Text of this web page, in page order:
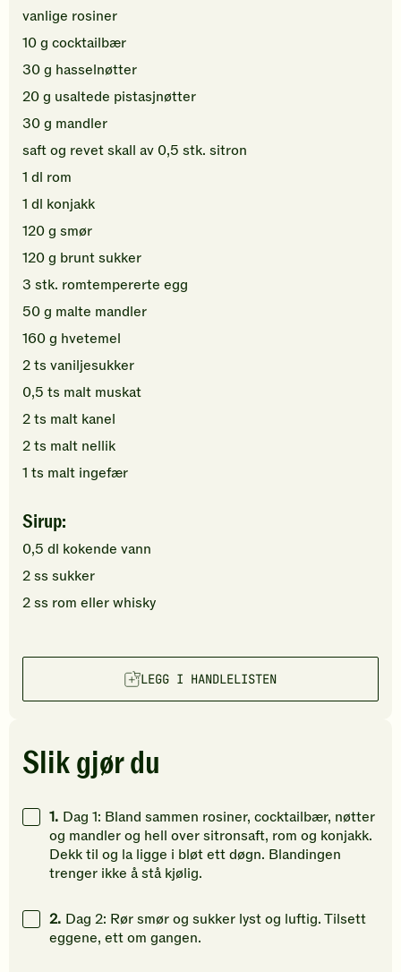
vanlige rosiner
10g cocktailbær
30g hasselnøtter
20g usaltede pistasjnøtter
30g mandler
saft og revet skall av 0,5 stk. sitron
1 dl rom
1 dl konjakk
120g smør
120g brunt sukker
3 stk. romtempererte egg
50g malte mandler
160g hvetemel
2ts vaniljesukker
0,5 ts malt muskat
2ts malt kanel
2ts malt nellik
1 ts malt ingefær
Sirup:
0,5 dl kokende vann
2ss sukker
2ss rom eller whisky
LEGG I HANDLELISTEN
Slik gjør du
1. Dag 1: Bland sammen rosiner, cocktailbær, nøtter
og mandler og hell over sitronsaft, rom og konjakk.
Dekk til og la ligge i bløt ett døgn. Blandingen
trenger ikke å stå kjølig.
2. Dag 2: Rør smør og sukker lyst og luftig. Tilsett
eggene, ett om gangen.